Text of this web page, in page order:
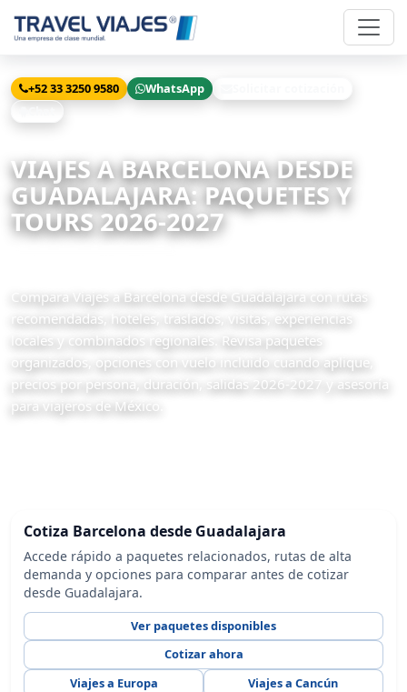
+52 33 3250 9580 WhatsApp
VIAJES A BARCELONA DESDE
GUADALAJARA: PAQUETES Y
TOURS 2026-2027
Compara Viajes a Barcelona desde Guadalajara con rutas
recomendadas, hoteles, traslados, visitas, experiencias
locales y combinados regionales. Revisa paquetes
organizados, opciones con vuelo incluido cuando aplique,
precios por persona, duración, salidas 2026-2027 y asesoría
para viajeros de México.
Cotiza Barcelona desde Guadalajara
Accede rápido a paquetes relacionados, rutas de alta
demanda y opciones para comparar antes de cotizar
desde Guadalajara.
Ver paquetes disponibles
Cotizar ahora
Viajes a Europa
Viajes a Cancún